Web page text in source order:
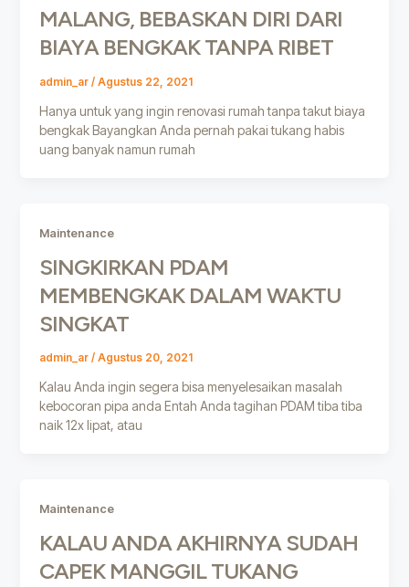
MALANG, BEBASKAN DIRI DARI
BIAYA BENGKAK TANPA RIBET
admin_ar / Agustus 22, 2021
Hanya untuk yang ingin renovasi rumah tanpa takut biaya
bengkak Bayangkan Anda pernah pakai tukang habis
uang banyak namun rumah
Maintenance
SINGKIRKAN PDAM
MEMBENGKAK DALAM WAKTU
SINGKAT
admin_ar / Agustus 20, 2021
Kalau Anda ingin segera bisa menyelesaikan masalah
kebocoran pipa anda Entah Anda tagihan PDAM tiba tiba
naik 12x lipat, atau
Maintenance
KALAU ANDA AKHIRNYA SUDAH
CAPEK MANGGIL TUKANG